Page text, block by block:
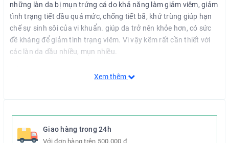
những làn da bị mụn trứng cá do khả năng làm giảm viêm, giảm
tình trạng tiết dầu quá mức, chống tiết bã, khử trùng giúp hạn
chế sự sinh sôi của vi khuẩn. giúp da trở nên khỏe hơn, có sức
đề kháng để giảm tình trạng viêm. Vì vậy kẽm rất cần thiết với
các làn da dầu nhiều, mụn nhiều.
L=PCA, một phân tử có khả năng củng cố chức năng bảo vệ da,
Sự kết hợp giữa 1% kẽm PCA với 2% Axit Hyaluronic XS giúp
kiểm soát mụn trứng cá, giảm tiết bã nhờn, giúp giữ ẩm cho da
Xem thêm
Giao hàng trong 24h
Với đơn hàng trên 500.000 đ